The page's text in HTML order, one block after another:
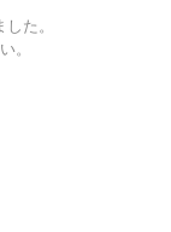
た。
い。